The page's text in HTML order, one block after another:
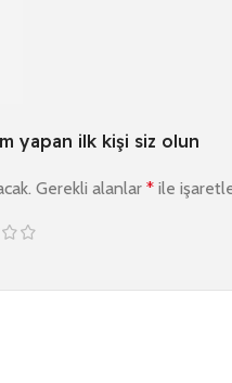
yapan ilk kişi siz olun
Gerekli alanlar * ile